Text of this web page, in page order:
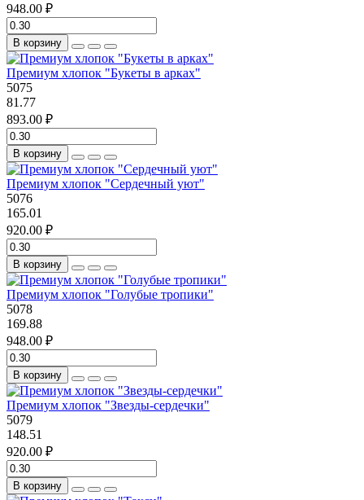
948.00 ₽
В корзину
Премиум хлопок "Букеты в арках"
5075
81.77
893.00 ₽
В корзину
Премиум хлопок "Сердечный уют"
5076
165.01
920.00 ₽
В корзину
Премиум хлопок "Голубые тропики"
5078
169.88
948.00 ₽
В корзину
Премиум хлопок "Звезды-сердечки"
5079
148.51
920.00 ₽
В корзину